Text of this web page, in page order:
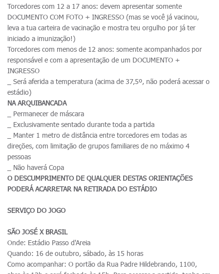
Torcedores com 12 a 17 anos: devem apresentar somente
DOCUMENTO COM FOTO + INGRESSO (mas se você já vacinou,
leva a tua carteira de vacinação e mostra teu orgulho por já ter
iniciado a imunização!)
Torcedores com menos de 12 anos: somente acompanhados por
responsável e com a apresentação de um DOCUMENTO +
INGRESSO
_ Será aferida a temperatura (acima de 37,5º, não poderá acessar o
estádio)
NA ARQUIBANCADA
_ Permanecer de máscara
_ Exclusivamente sentado durante toda a partida
_ Manter 1 metro de distância entre torcedores em todas as
direções, com limitação de grupos familiares de no máximo 4
pessoas
_ Não haverá Copa
O DESCUMPRIMENTO DE QUALQUER DESTAS ORIENTAÇÕES
PODERÁ ACARRETAR NA RETIRADA DO ESTÁDIO
SERVIÇO DO JOGO
SÃO JOSÉ X BRASIL
Onde: Estádio Passo d'Areia
Quando: 16 de outubro, sábado, às 15 horas
Como acompanhar: O portão da Rua Padre Hildebrando, 1100,